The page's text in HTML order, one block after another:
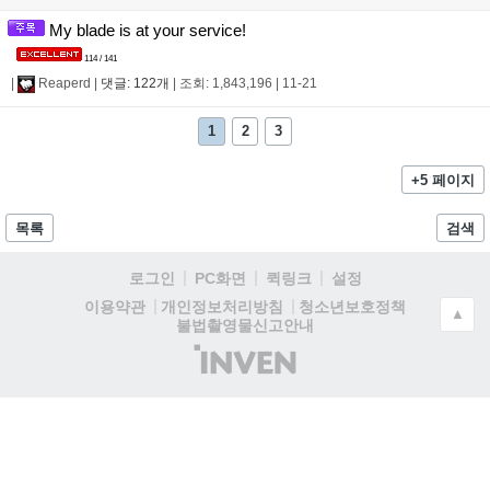
My blade is at your service!
114 / 141
| Reaperd | 댓글: 122개 | 조회: 1,843,196 | 11-21
1 2 3
+5 페이지
목록 검색
로그인 PC화면 퀵링크
설정
이용약관
개인정보처리방침
청소년보호정책
불법촬영물신고안내
(주)
인
▲